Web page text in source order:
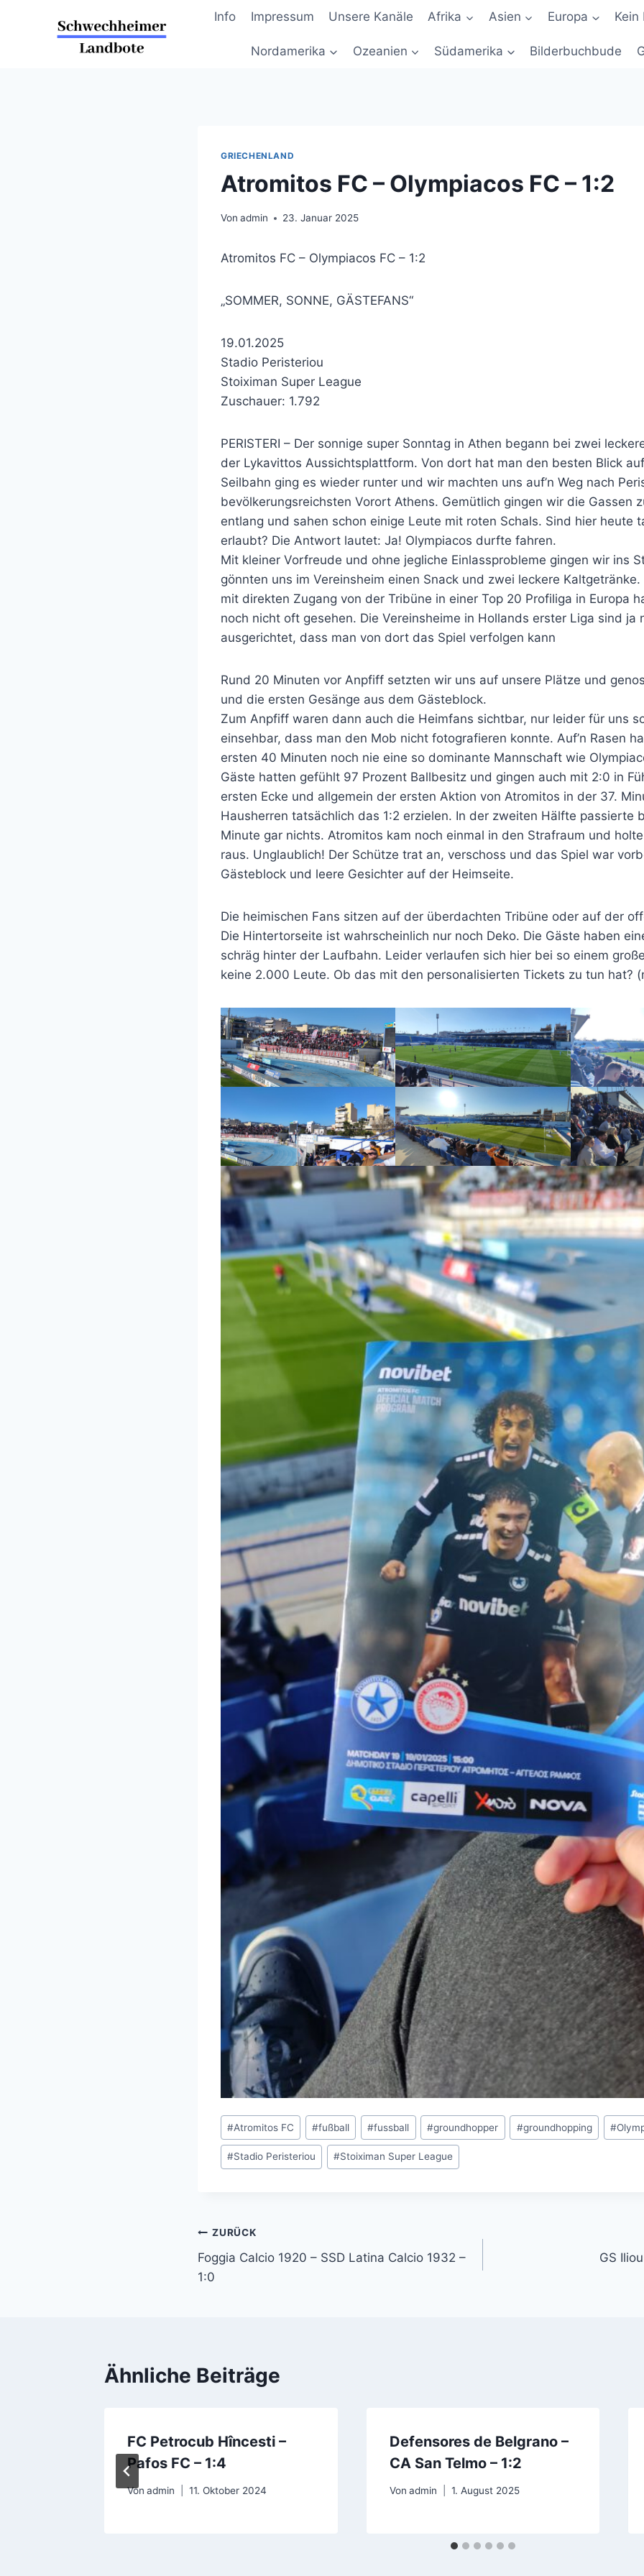
Info Impressum Unsere Kanäle Afrika Asien Europa Kein
Nordamerika Ozeanien Südamerika Bilderbuchbude
GRIECHENLAND
Atromitos FC – Olympiacos FC – 1:2
Von admin 23. Januar 2025
Atromitos FC – Olympiacos FC – 1:2
„SOMMER, SONNE, GÄSTEFANS“
19.01.2025
Stadio Peristeriou
Stoiximan Super League
Zuschauer: 1.792
PERISTERI – Der sonnige super Sonntag in Athen begann bei zwei
der Lykavittos Aussichtsplattform. Von dort hat man den besten Blick
Seilbahn ging es wieder runter und wir machten uns auf’n Weg nach
bevölkerungsreichsten Vorort Athens. Gemütlich gingen wir die Gassen
entlang und sahen schon einige Leute mit roten Schals. Sind hier heute
erlaubt? Die Antwort lautet: Ja! Olympiacos durfte fahren.
Mit kleiner Vorfreude und ohne jegliche Einlassprobleme gingen wir ins
gönnten uns im Vereinsheim einen Snack und zwei leckere Kaltgetränke.
mit direkten Zugang von der Tribüne in einer Top 20 Profiliga in Europa
noch nicht oft gesehen. Die Vereinsheime in Hollands erster Liga sind ja
ausgerichtet, dass man von dort das Spiel verfolgen kann
Rund 20 Minuten vor Anpfiff setzten wir uns auf unsere Plätze und
und die ersten Gesänge aus dem Gästeblock.
Zum Anpfiff waren dann auch die Heimfans sichtbar, nur leider für uns
einsehbar, dass man den Mob nicht fotografieren konnte. Auf’n Rasen
ersten 40 Minuten noch nie eine so dominante Mannschaft wie
Gäste hatten gefühlt 97 Prozent Ballbesitz und gingen auch mit 2:0 in
ersten Ecke und allgemein der ersten Aktion von Atromitos in der 37.
Hausherren tatsächlich das 1:2 erzielen. In der zweiten Hälfte passierte
Minute gar nichts. Atromitos kam noch einmal in den Strafraum und
raus. Unglaublich! Der Schütze trat an, verschoss und das Spiel war
Gästeblock und leere Gesichter auf der Heimseite.
Die heimischen Fans sitzen auf der überdachten Tribüne oder auf der
Die Hintertorseite ist wahrscheinlich nur noch Deko. Die Gäste haben
schräg hinter der Laufbahn. Leider verlaufen sich hier bei so einem
keine 2.000 Leute. Ob das mit den personalisierten Tickets zu tun hat?
Schlagworte:
#Atromitos FC #fußball #fussball #groundhopper #groundhopping #
#Stadio Peristeriou #Stoiximan Super League
Beitragsnavigation
ZURÜCK
Foggia Calcio 1920 – SSD Latina Calcio 1932 –
1:0
GS
Ähnliche Beiträge
FC Petrocub Hîncesti –
Pafos FC – 1:4
Von admin 11. Oktober 2024
Defensores de Belgrano –
CA San Telmo – 1:2
Von admin 1. August 2025